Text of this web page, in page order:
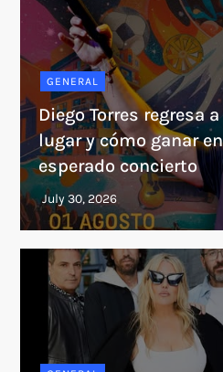
GENERAL
Diego Torres regresa
lugar y cómo ganar
esperado concierto